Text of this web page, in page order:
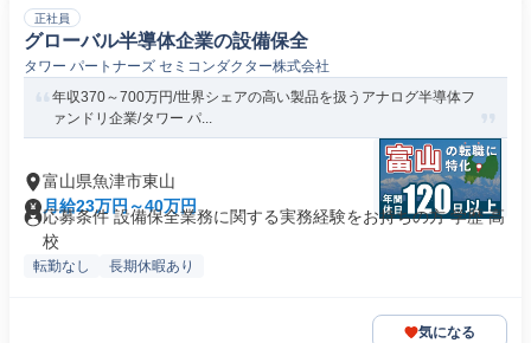
正社員
グローバル半導体企業の設備保全
タワー パートナーズ セミコンダクター株式会社
年収370～700万円/世界シェアの高い製品を扱うアナログ半導体フ
ァンドリ企業/タワー パ...
富山県魚津市東山
月給23万円～40万円
応募条件 設備保全業務に関する実務経験をお持ちの方 学歴 高
校
転勤なし 長期休暇あり
気になる